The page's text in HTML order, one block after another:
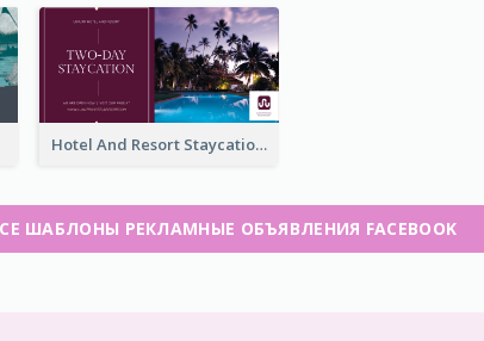
Hotel And Resort Staycation Promotion Facebook Ad
ШАБЛОНЫ РЕКЛАМНЫЕ ОБЪЯВЛЕНИЯ FACEBOOK